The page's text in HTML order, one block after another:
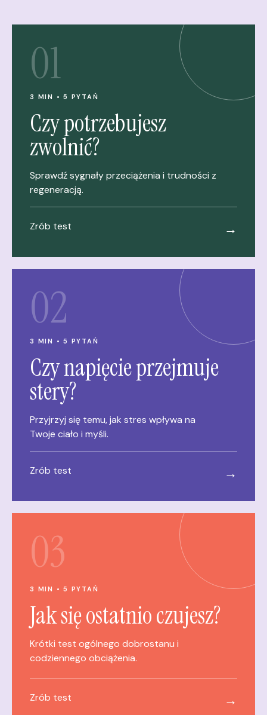
01
3 MIN • 5 PYTAŃ
Czy potrzebujesz
zwolnić?
Sprawdź sygnały przeciążenia i trudności z
regeneracją.
Zrób test →
02
3 MIN • 5 PYTAŃ
Czy napięcie przejmuje
stery?
Przyjrzyj się temu, jak stres wpływa na
Twoje ciało i myśli.
Zrób test →
03
3 MIN • 5 PYTAŃ
Jak się ostatnio czujesz?
Krótki test ogólnego dobrostanu i
codziennego obciążenia.
Zrób test →